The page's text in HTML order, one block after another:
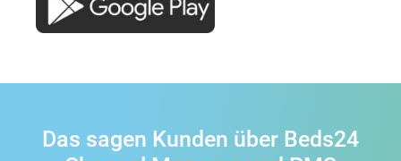
Das sagen Kunden über Beds24